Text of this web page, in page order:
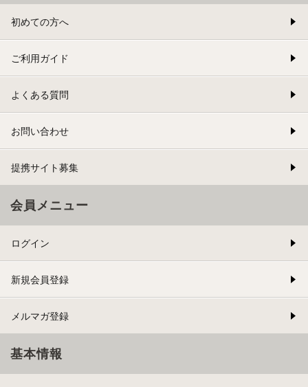
初めての方へ
ご利用ガイド
よくある質問
お問い合わせ
提携サイト募集
会員メニュー
ログイン
新規会員登録
メルマガ登録
基本情報